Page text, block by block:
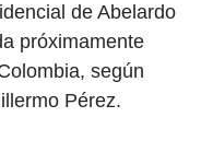
de Abelardo
próximamente
según
Pérez.